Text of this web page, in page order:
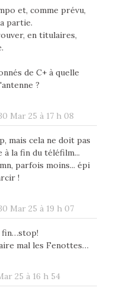
et, comme prévu,
partie.
en titulaires,
de C+ à quelle
?
Mar 25 à 17 h 08
mais cela ne doit pas
la fin du téléfilm...
parfois moins... épi
!
Mar 25 à 19 h 07
fin…stop!
mal les Fenottes…
25 à 16 h 54